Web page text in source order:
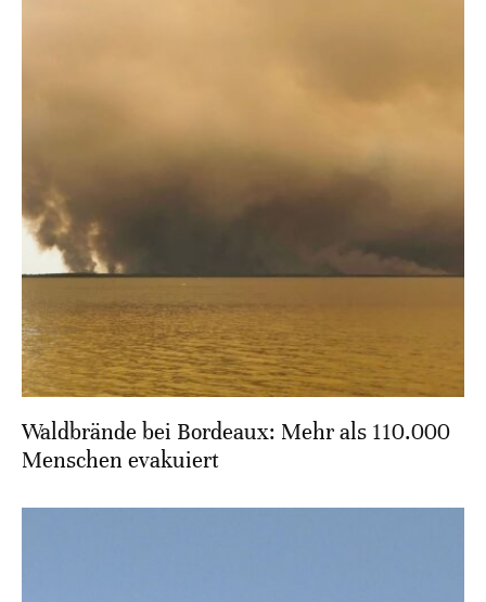
Waldbrände bei Bordeaux: Mehr als 110.000
Menschen evakuiert